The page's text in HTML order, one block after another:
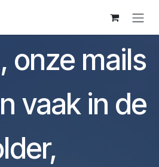
onze mails
vaak in de